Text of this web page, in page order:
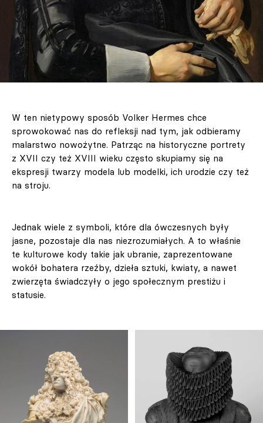
W ten nietypowy sposób Volker Hermes chce
sprowokować nas do refleksji nad tym, jak odbieramy
malarstwo nowożytne. Patrząc na historyczne portrety
z XVII czy też XVIII wieku często skupiamy się na
ekspresji twarzy modela lub modelki, ich urodzie czy też
na stroju.
Jednak wiele z symboli, które dla ówczesnych były
jasne, pozostaje dla nas niezrozumiałych. A to właśnie
te kulturowe kody takie jak ubranie, zaprezentowane
wokół bohatera rzeźby, dzieła sztuki, kwiaty, a nawet
zwierzęta świadczyły o jego społecznym prestiżu i
statusie.